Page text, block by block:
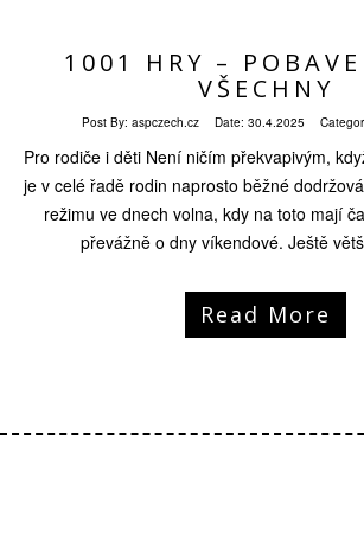
1001 HRY –
VŠECHNY
Post By: aspczech.cz Date: 30.4.2025
Pro rodiče i děti Není ničím překvapivým,
je v celé řadě rodin naprosto běžné
režimu ve dnech volna, kdy na toto mají
převážně o dny víkendové. Ještě
Read More